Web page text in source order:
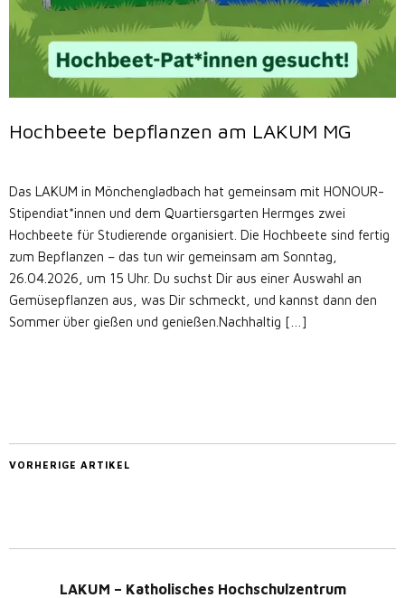
Hochbeete bepflanzen am LAKUM MG
Das LAKUM in Mönchengladbach hat gemeinsam mit HONOUR-
Stipendiat*innen und dem Quartiersgarten Hermges zwei
Hochbeete für Studierende organisiert. Die Hochbeete sind fertig
zum Bepflanzen – das tun wir gemeinsam am Sonntag,
26.04.2026, um 15 Uhr. Du suchst Dir aus einer Auswahl an
Gemüsepflanzen aus, was Dir schmeckt, und kannst dann den
Sommer über gießen und genießen.Nachhaltig […]
VORHERIGE ARTIKEL
LAKUM – Katholisches Hochschulzentrum